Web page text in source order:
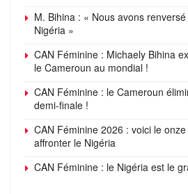
M. Bihina : « Nous avons
Nigéria »
CAN Féminine : Michaely Bihina
le Cameroun au mondial !
CAN Féminine : le Cameroun
demi-finale !
CAN Féminine 2026 : voici le
affronter le Nigéria
CAN Féminine : le Nigéria est le